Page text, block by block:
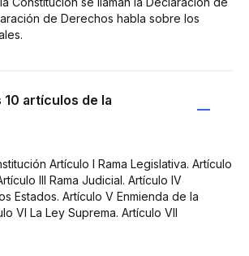
de Derechos habla sobre los
10 artículos de la
Artículo I Rama Legislativa. Artículo
III Rama Judicial. Artículo IV
Estados. Artículo V Enmienda de la
VI La Ley Suprema. Artículo VII